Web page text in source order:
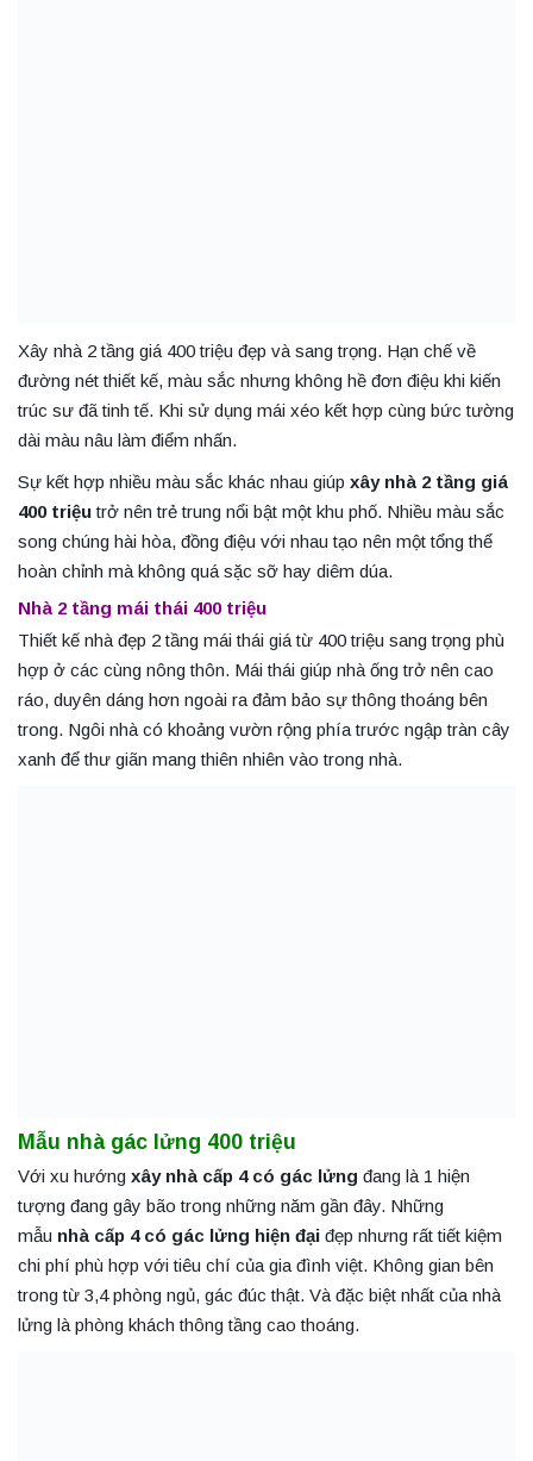
Xây nhà 2 tầng giá 400 triệu đẹp và sang trọng. Hạn chế về
đường nét thiết kế, màu sắc nhưng không hề đơn điệu khi kiến
trúc sư đã tinh tế. Khi sử dụng mái xéo kết hợp cùng bức tường
dài màu nâu làm điểm nhấn.
Sự kết hợp nhiều màu sắc khác nhau giúp xây nhà 2 tầng giá
400 triệutrở nên trẻ trung nổi bật một khu phố. Nhiều màu sắc
song chúng hài hòa, đồng điệu với nhau tạo nên một tổng thể
hoàn chỉnh mà không quá sặc sỡ hay diêm dúa.
Nhà 2 tầng mái thái 400 triệu
Thiết kế nhà đẹp 2 tầng mái thái giá từ 400 triệu sang trọng phù
hợp ở các cùng nông thôn. Mái thái giúp nhà ống trở nên cao
ráo, duyên dáng hơn ngoài ra đảm bảo sự thông thoáng bên
trong. Ngôi nhà có khoảng vườn rộng phía trước ngập tràn cây
xanh để thư giãn mang thiên nhiên vào trong nhà.
Mẫu nhà gác lửng 400 triệu
Với xu hướng xây nhà cấp 4 có gác lửng đang là 1 hiện
tượng đang gây bão trong những năm gần đây. Những
mẫu nhà cấp 4 có gác lửng hiện đại đẹp nhưng rất tiết kiệm
chi phí phù hợp với tiêu chí của gia đình việt. Không gian bên
trong từ 3,4 phòng ngủ, gác đúc thật. Và đặc biệt nhất của nhà
lửng là phòng khách thông tầng cao thoáng.